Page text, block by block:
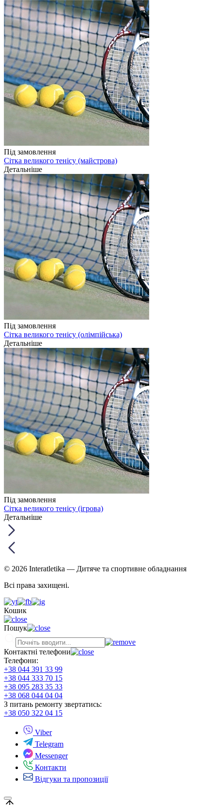
Під замовлення
Сітка великого тенісу (майстрова)
Детальніше
Під замовлення
Сітка великого тенісу (олімпійська)
Детальніше
Під замовлення
Сітка великого тенісу (ігрова)
Детальніше
© 2026 Interatletika — Дитяче та спортивне обладнання
Всі права захищені.
Кошик
Пошук
Контактні телефони
Телефони:
+38 044 391 33 99
+38 044 333 70 15
+38 095 283 35 33
+38 068 044 04 04
З питань ремонту звертатись:
+38 050 322 04 15
Viber
Telegram
Messenger
Контакти
Відгуки та пропозиції